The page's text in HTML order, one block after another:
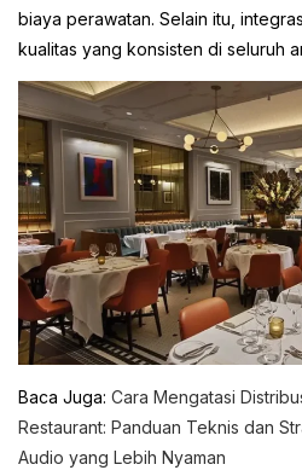
biaya perawatan. Selain itu,
kualitas yang konsisten di seluruh
Baca Juga: Cara Mengatasi
Restaurant: Panduan Teknis dan
Audio yang Lebih Nyaman